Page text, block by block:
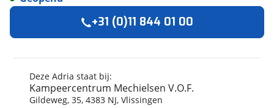
Merk
Adria
Model
Altea
Uitvoering
Bouwjaar
2026
Deze Adria staat bij:
Kampeercentrum Mechielsen V.O.F.
Gildeweg, 35, 4383 NJ, Vlissingen
+31 (0)11 844 01 00